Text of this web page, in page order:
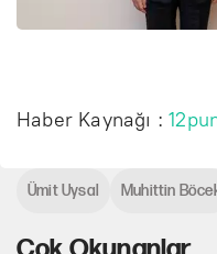
Haber Kaynağı :
Ümit Uysal Muhittin